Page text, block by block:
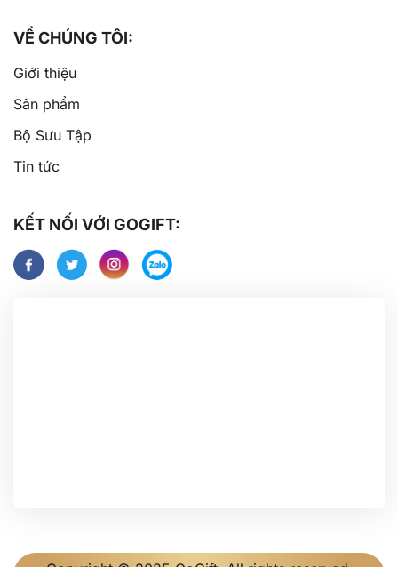
VỀ CHÚNG TÔI:
Giới thiệu
Sản phẩm
Bộ Sưu Tập
Tin tức
KẾT NỐI VỚI GOGIFT: